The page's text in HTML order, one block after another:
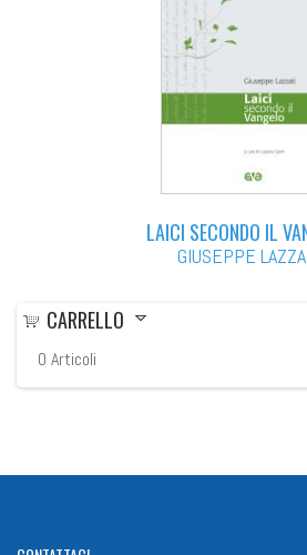
LAICI SECONDO IL
GIUSEPPE
CARRELLO
0 Articoli